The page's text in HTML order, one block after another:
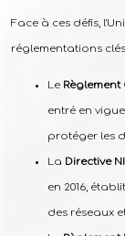
Face à ces défis,
réglementations
Le Règlement
entré en
protéger les
La Directive
en 2016,
des réseaux